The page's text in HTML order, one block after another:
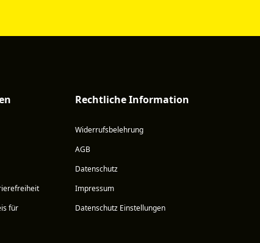
für
Rechtliche Information
Widerrufsbelehrung
AGB
Datenschutz
Impressum
Datenschutz Einstellungen